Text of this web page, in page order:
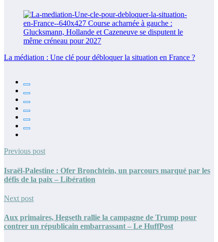
La médiation : Une clé pour débloquer la situation en France ?
Previous post
Israël-Palestine : Ofer Bronchtein, un parcours marqué par les
défis de la paix – Libération
Next post
Aux primaires, Hegseth rallie la campagne de Trump pour
contrer un républicain embarrassant – Le HuffPost